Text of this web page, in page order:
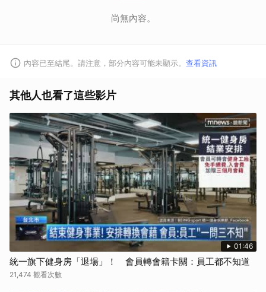
尚無內容。
內容已至結尾。請注意，部分內容可能未顯示。 查看資訊
其他人也看了這些影片
01:46
統一旗下健身房「退場」！ 會員轉會籍卡關：員工都不知道
21,474 觀看次數